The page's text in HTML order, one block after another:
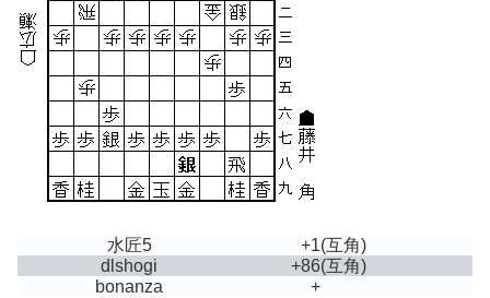
水匠5 +1(互角)
dlshogi
+86(互角)
bonanza
+